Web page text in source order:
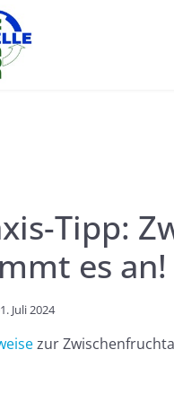
Tipp:
es an!
Juli 2024
zur